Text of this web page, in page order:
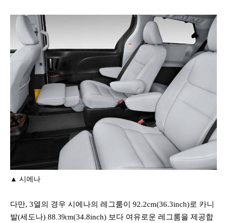
▲ 시에나
다만, 3열의 경우 시에나의 레그룸이 92.2cm(36.3inch)로 카니
발(세도나) 88 .39cm(34.8inch) 보다 여유로운 레그룸을 제공합